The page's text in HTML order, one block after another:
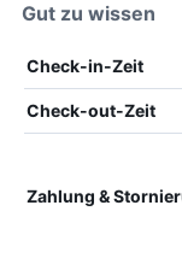
Gut zu wissen
Check-in-Zeit
Check-out-Zeit
Zahlung &